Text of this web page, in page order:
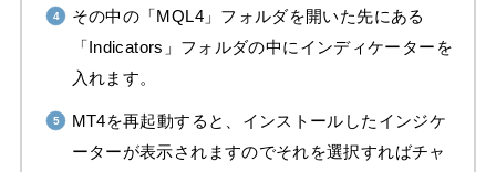
その中の「MQL4」フォルダを開いた先にある
「Indicators」フォルダの中にインディケーターを
入れます。
MT4を再起動すると、インストールしたインジケ
ーターが表示されますのでそれを選択すればチャ